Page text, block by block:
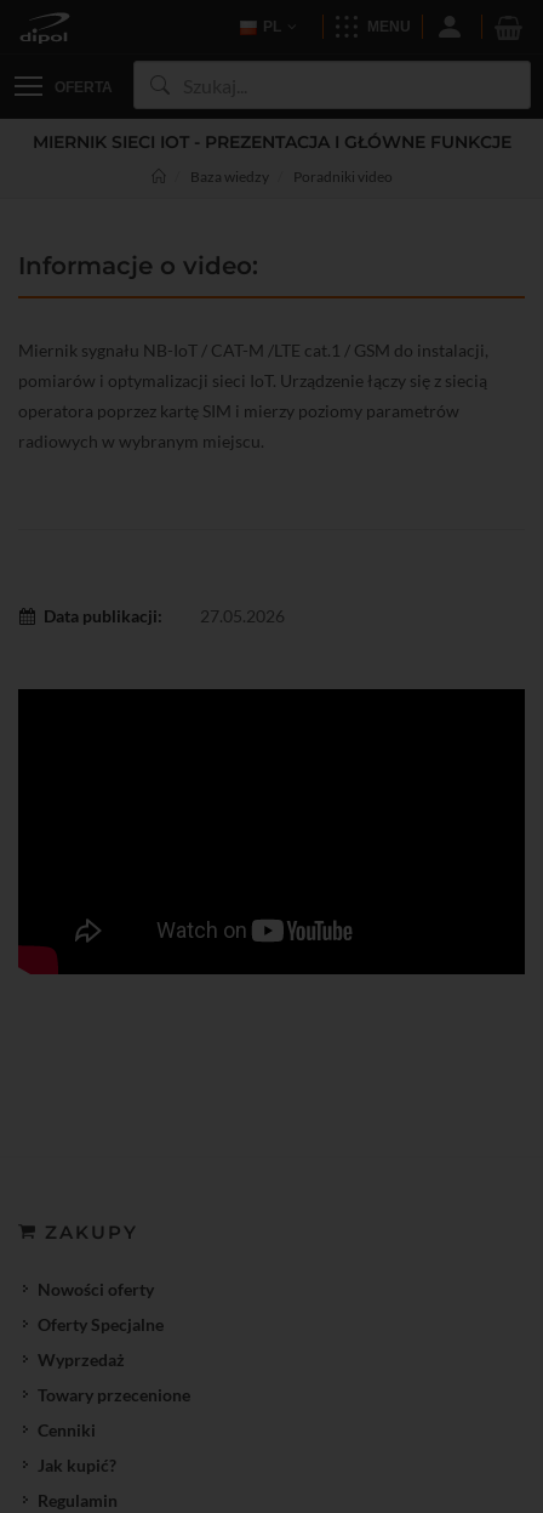
PL MENU
OFERTA
MIERNIK SIECI IOT - PREZENTACJA I GŁÓWNE FUNKCJE
Baza wiedzy Poradniki video
Informacje o video:
Miernik sygnału NB-IoT / CAT-M /LTE cat.1 / GSM do instalacji,
pomiarów i optymalizacji sieci IoT. Urządzenie łączy się z siecią
operatora poprzez kartę SIM i mierzy poziomy parametrów
radiowych w wybranym miejscu.
Data publikacji: 27.05.2026
ZAKUPY
Nowości oferty
Oferty Specjalne
Wyprzedaż
Towary przecenione
Cenniki
Jak kupić?
Regulamin